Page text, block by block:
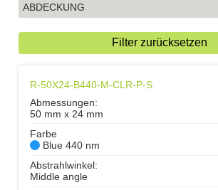
ABDECKUNG
Filter zurücksetzen
R-50X24-B440-M-CLR-P-S
Abmessungen:
50 mm x 24 mm
Farbe
Blue 440 nm
Abstrahlwinkel:
Middle angle